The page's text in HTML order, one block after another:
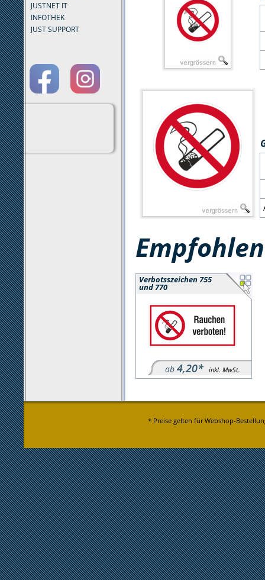
JUSTNET IT
INFOTHEK
JUST SUPPORT
Verbotsszeichen 755
und 770
ab 4,20* inkl. MwSt.
* Preise gelten für Webshop-